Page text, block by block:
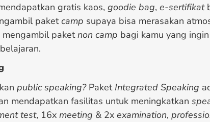
gratis kaos, goodie bag, e-sertifikat
paketcamp supaya bisa merasakan
mengambil paketnon camp bagi kamu yang
public speaking? Paket Integrated Speaking
mendapatkan fasilitas untuk meningkatkan
test, 16x meeting & 2x examination,